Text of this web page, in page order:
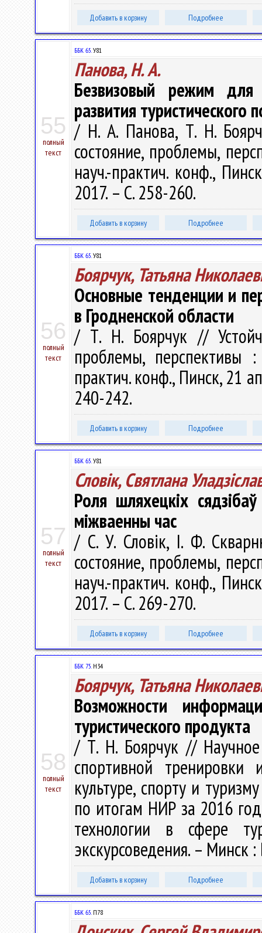
Добавить в корзину Подробнее
55
полный
текст
ББК 65.У81
Панова, Н. А.
Безвизовый режим для
развития туристического
/ Н. А. Панова, Т. Н.
состояние, проблемы,
науч.-практич. конф.,
2017. – С. 258-260.
Добавить в корзину Подробнее
56
полный
текст
ББК 65.У81
Боярчук, Татьяна
Основные тенденции и
в Гродненской области
/ Т. Н. Боярчук //
проблемы, перспективы
практич. конф., Пинск, 21
240-242.
Добавить в корзину Подробнее
57
полный
текст
ББК 65.У81
Словік, Святлана
Роля шляхецкіх
міжваенны час
/ С. У. Словік, І. Ф.
состояние, проблемы,
науч.-практич. конф.,
2017. – С. 269-270.
Добавить в корзину Подробнее
58
полный
текст
ББК 75.Н34
Боярчук, Татьяна
Возможности
туристического продукта
/ Т. Н. Боярчук // Научное
спортивной
культуре, спорту и
по итогам НИР за 2016
технологии в сфере
экскурсоведения. – Минск
Добавить в корзину Подробнее
ББК 65.П78